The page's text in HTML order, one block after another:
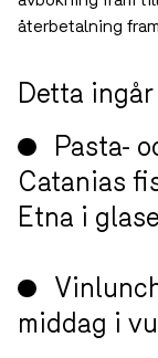
avbokning fram
återbetalning
Detta
Pasta-
Catanias
Etna i
middag i